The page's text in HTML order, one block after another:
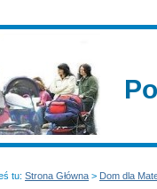
tu: Strona Główna > Dom dla